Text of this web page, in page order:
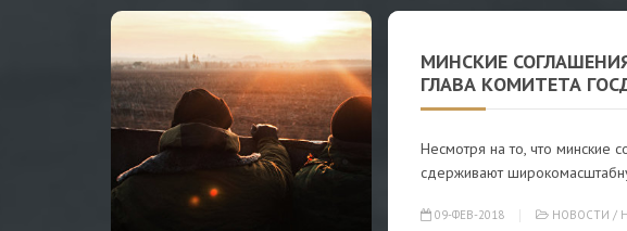
МИНСКИЕ
ГЛАВА КОМИТЕТА
Несмотря на то, что минские
сдерживают
09-ФЕВ-2018 НОВОСТИ /